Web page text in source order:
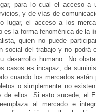
para lo cual el acceso a
y de vías de
lugar, el acceso a los
es la forma fenoménica de la
quien no puede
social del trabajo y no podrá
desarrollo humano. No
casos es incapaz, de
cuando los mercados están
o simplemente no
de ellos. Si esto sucede, el
al mercado e